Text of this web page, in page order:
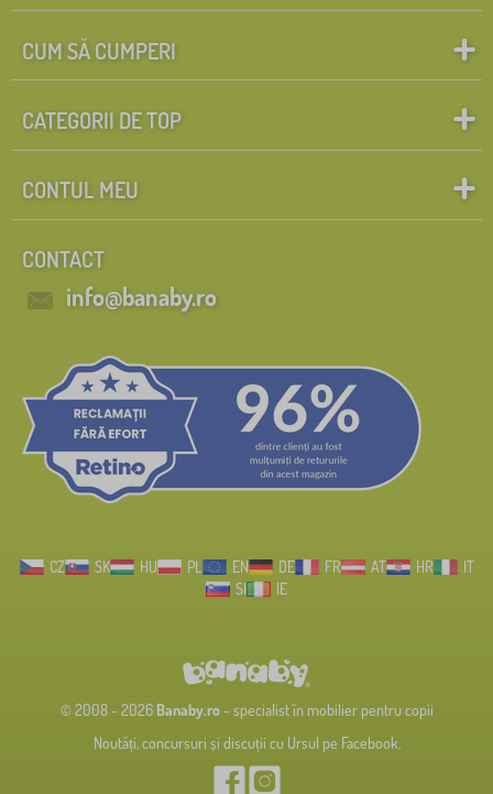
CUM SĂ CUMPERI
CATEGORII DE TOP
CONTUL MEU
CONTACT
info@banaby.ro
CZ SK HU PL EN DE FR AT HR
IT
SI
IE
© 2008 - 2026 Banaby.ro- specialist în mobilier pentru copii
Noutăți, concursuri și discuții cu Ursul pe Facebook.